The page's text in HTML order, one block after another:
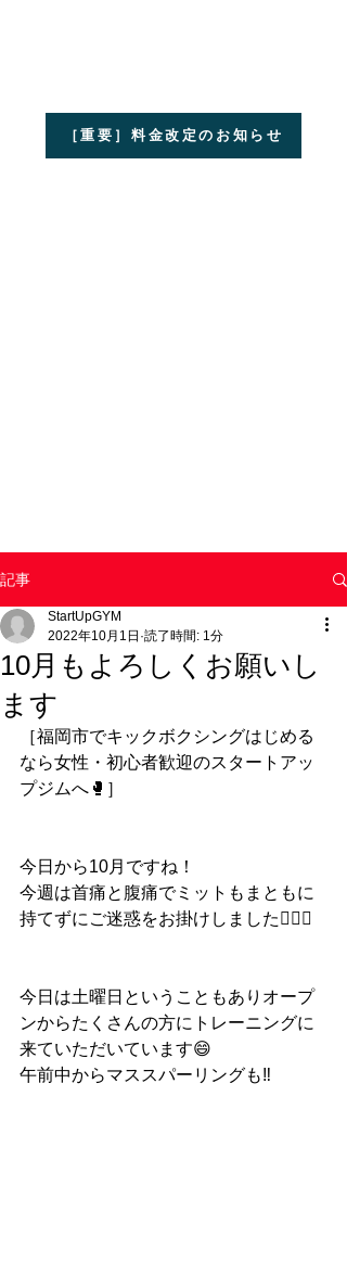
［重要］料金改定のお知らせ
記事
10月もよろしくお願いし
ます
StartUpGYM
2022年10月1日 読了時間: 1分
［福岡市でキックボクシングはじめる
なら女性・初心者歓迎のスタートアッ
プジムへ🥊］
今日から10月ですね！
今週は首痛と腹痛でミットもまともに
持てずにご迷惑をお掛けしました🙇🏻‍♂️
今日は土曜日ということもありオープ
ンからたくさんの方にトレーニングに
来ていただいています😄
午前中からマススパーリングも‼️